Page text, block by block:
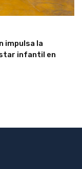
impulsa la
infantil en